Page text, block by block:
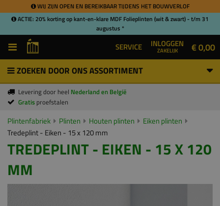
WIJ ZIJN OPEN EN BEREIKBAAR TIJDENS HET BOUWVERLOF
ACTIE: 20% korting op kant-en-klare MDF Folieplinten (wit & zwart) - t/m 31
augustus *
SERVICE INLOGGEN
ZAKELIJK € 0,00
ZOEKEN DOOR ONS ASSORTIMENT
Levering door heel Nederland en België
Gratis proefstalen
Plintenfabriek Plinten Houten plinten
Eiken plinten
Tredeplint - Eiken - 15 x 120 mm
TREDEPLINT - EIKEN - 15 X 120
MM